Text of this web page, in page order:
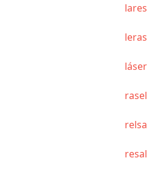
lares
leras
láser
rasel
relsa
resal